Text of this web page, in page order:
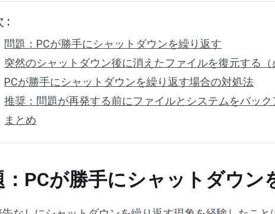
:
問題：PCが勝手にシャットダウンを繰り返す
突然のシャットダウン後に消えたファイルを復元する（
PCが勝手にシャットダウンを繰り返す場合の対処法
推奨：問題が再発する前にファイルとシステムをバック
まとめ
：PCが勝手にシャットダウン